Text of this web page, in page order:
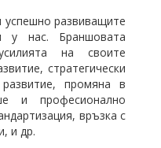
развиващите
у нас. Браншовата
на своите
стратегически
развитие, промяна в
и професионално
връзка с
и др.